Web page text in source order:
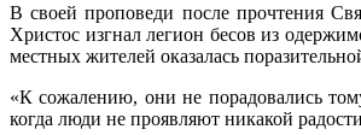
В своей проповеди послепрочтения
Христос изгнал легион бесов из
местных жителей оказалась
«К сожалению, они не порадовались
когда люди не проявляют никакой